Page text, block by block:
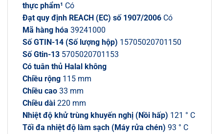
thực phẩm¹ Có
Đạt quy định REACH (EC) số 1907/2006 Có
Mã hàng hóa 39241000
Số GTIN-14 (Số lượng hộp) 15705020701150
Số Gtin-13 5705020701153
Có tuân thủ Halal không
Chiều rộng 115 mm
Chiều cao 33 mm
Chiều dài 220 mm
Nhiệt độ khử trùng khuyến nghị (Nồi hấp) 121 ° C
Tối đa nhiệt độ làm sạch (Máy rửa chén) 93 ° C